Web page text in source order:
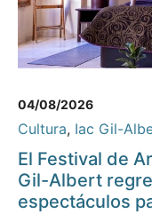
04/08/2026
Cultura, Iac Gil-
El Festival de
Gil-Albert
espectáculos